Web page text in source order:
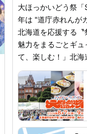
大ほっかいどう祭
年は "道庁赤れんがガーデン
北海道を応援する
魅力をまるごとギ
て、楽しむ！」北
の摩周湖観光協会も参加します
ガーデンへでかけよ
さい。daidosai.jp/大ほっかいどう祭「STV どさんこフ
ェスティバル」 【
18:00、2026年8月
9日(日) 10:00 ～